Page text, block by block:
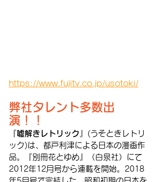
https://www.fujitv.co.jp/usotoki/
弊社タレント多数出
演！！
『嘘解きレトリック 』(うそときレトリ
ック)は、 都戸利津による 日本の漫画作
品。『別冊花とゆめ 』（白泉社）にて
2012年12月号から連載を開始。2018